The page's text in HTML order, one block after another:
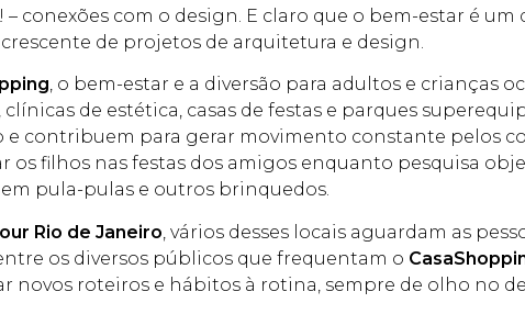
– conexões com o design. E claro que o bem-estar é
de projetos de arquitetura e design.
, o bem-estar e a diversão para adultos e crianças
de estética, casas de festas e parques
e contribuem para gerar movimento constante pelos
os filhos nas festas dos amigos enquanto pesquisa
pula-pulas e outros brinquedos.
Rio de Janeiro, vários desses locais aguardam as
os diversos públicos que frequentam o
novos roteiros e hábitos à rotina, sempre de olho no